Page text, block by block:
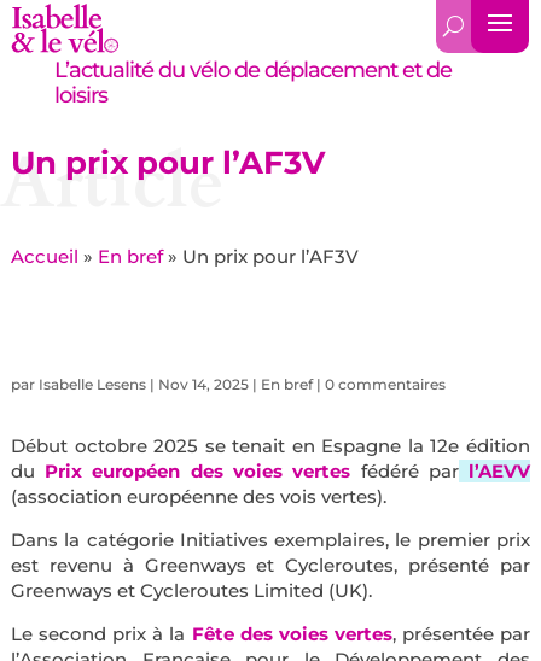
L’actualité du vélo de déplacement et de
loisirs
Un prix pour l’AF3V
Article
Accueil » En bref» Un prix pour l’AF3V
par Isabelle Lesens| Nov 14, 2025| En bref| 0 commentaires
Début octobre 2025 se tenait en Espagne la 12e édition
du Prix européen des voies vertes fédéré parl’AEVV
(association européenne des vois vertes).
Dans la catégorie Initiatives exemplaires, le premier prix
est revenu à Greenways et Cycleroutes, présenté par
Greenways et Cycleroutes Limited (UK).
Le second prix à la Fête des voies vertes, présentée par